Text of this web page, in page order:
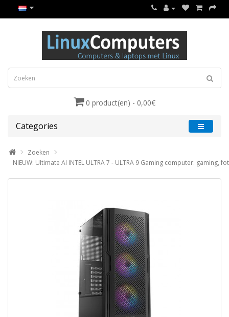
0 product(en) - 0,00€
Categories
Zoeken
NIEUW: Ultimate AI INTEL ULTRA 7 - ULTRA 9 Gaming computer: